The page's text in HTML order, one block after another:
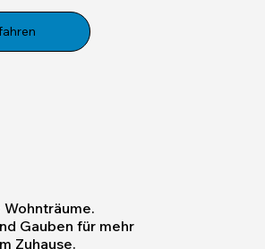
Gauben für mehr
Zuhause.